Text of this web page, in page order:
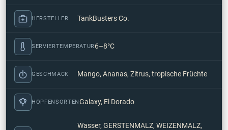
HERSTELLER TankBusters Co.
SERVIERTEMPERATUR6–8°C
GESCHMACK Mango, Ananas, Zitrus, tropische Früchte
HOPFENSORTENGalaxy, El Dorado
Wasser, GERSTENMALZ, WEIZENMALZ,